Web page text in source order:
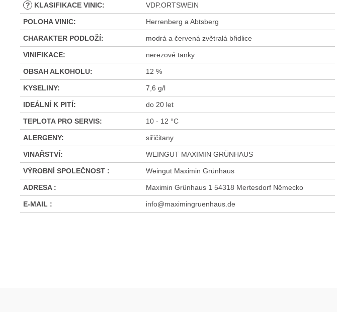
? KLASIFIKACE VINIC: VDP.ORTSWEIN
POLOHA VINIC: Herrenberg a Abtsberg
CHARAKTER PODLOŽÍ: modrá a červená zvětralá břidlice
VINIFIKACE: nerezové tanky
OBSAH ALKOHOLU: 12 %
KYSELINY: 7,6 g/l
IDEÁLNÍ K PITÍ: do 20 let
TEPLOTA PRO SERVIS: 10 - 12 °C
ALERGENY: siřičitany
VINAŘSTVÍ: WEINGUT MAXIMIN GRÜNHAUS
VÝROBNÍ SPOLEČNOST : Weingut Maximin Grünhaus
ADRESA : Maximin Grünhaus 1 54318 Mertesdorf Německo
E-MAIL : info@maximingruenhaus.de